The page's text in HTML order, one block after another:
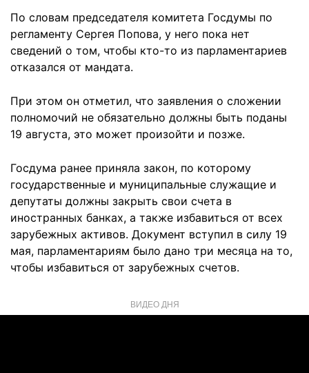
По словам председателя комитета Госдумы по
регламенту Сергея Попова, у него пока нет
сведений о том, чтобы кто-то из парламентариев
отказался от мандата.
При этом он отметил, что заявления о сложении
полномочий не обязательно должны быть поданы
19 августа, это может произойти и позже.
Госдума ранее приняла закон, по которому
государственные и муниципальные служащие и
депутаты должны закрыть свои счета в
иностранных банках, а также избавиться от всех
зарубежных активов. Документ вступил в силу 19
мая, парламентариям было дано три месяца на то,
чтобы избавиться от зарубежных счетов.
ВИДЕО ДНЯ